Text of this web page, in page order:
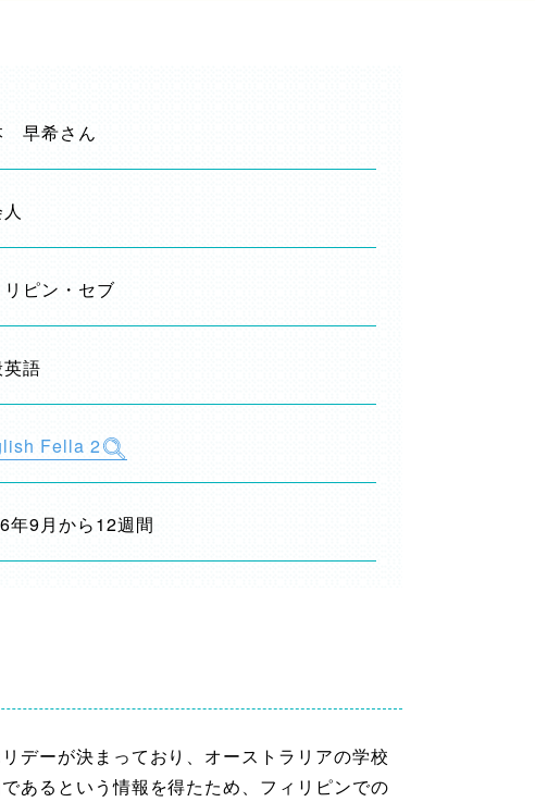
早希さん
リピン・セブ
語
Fella 2
年9月から12週間
デーが決まっており、オーストラリアの学校
あるという情報を得たため、フィリピンでの